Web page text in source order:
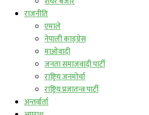
राजनीति
एमाले
नेपाली काङ्ग्रेस
माओवादी
जनता समाजवादी पार्टी
राष्ट्रिय जनमोर्चा
राष्ट्रिय प्रजातन्त्र पार्टी
अन्तर्वार्ता